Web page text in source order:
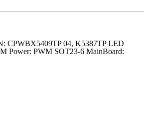
CPWBX5409TP 04, K5387TP LED
Power: PWM SOT23-6 MainBoard: